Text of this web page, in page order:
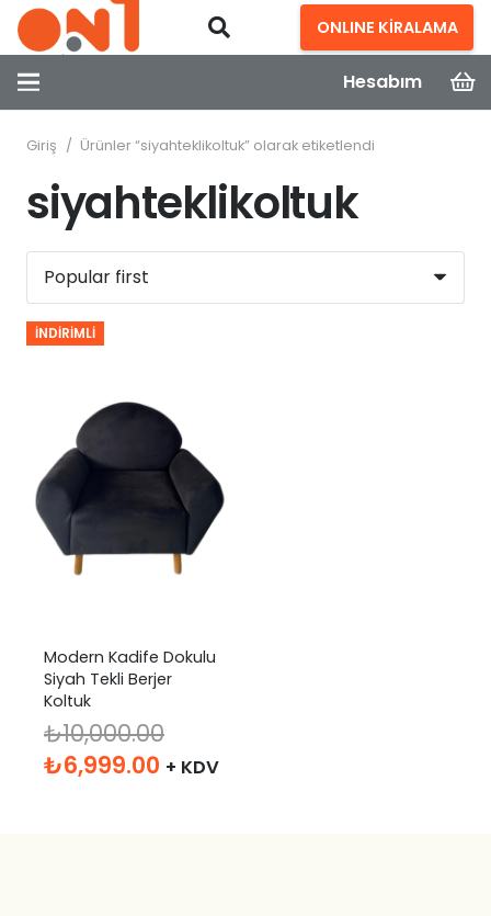
ONLINE KİRALAMA
Hesabım
Giriş / Ürünler “siyahteklikoltuk” olarak etiketlendi
siyahteklikoltuk
İNDIRIMLI
Modern Kadife Dokulu
Siyah Tekli Berjer
Koltuk
₺10,000.00
Orijinal
₺6,999.00 Şu
+ KDV